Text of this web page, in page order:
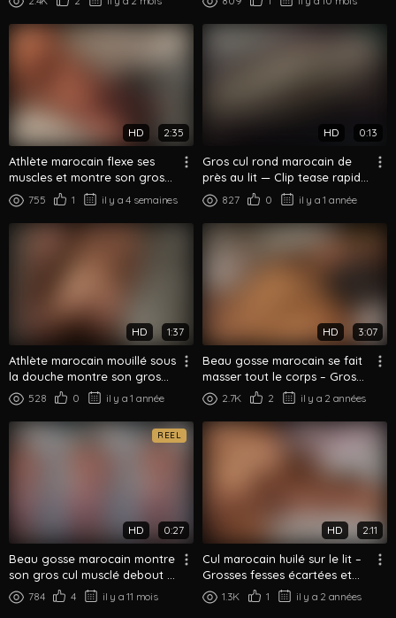
HD 2:35
Athlète marocain flexe ses
muscles et montre son gros
cul dans la salle de bain
755 1 il y a 4 semaines
HD 0:13
Gros cul rond marocain de
près au lit — Clip tease rapide
du booty
827 0 il y a 1 année
HD 1:37
Athlète marocain mouillé sous
la douche montre son gros
cul rond
528 0 il y a 1 année
HD 3:07
Beau gosse marocain se fait
masser tout le corps – Gros
cul palpé et massé
2.7K 2 il y a 2 années
REEL
HD 0:27
Beau gosse marocain montre
son gros cul musclé debout à
poil784 4 il y a 11 mois
HD 2:11
Cul marocain huilé sur le lit –
Grosses fesses écartées et
palpées
1.3K 1 il y a 2 années